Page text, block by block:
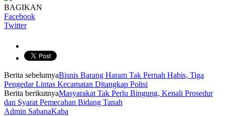
BAGIKAN
Facebook
Twitter
Berita sebelumyaBisnis Barang Haram Tak Pernah Habis, Tiga
Pengedar Lintas Kecamatan Ditangkap Polisi
Berita berikutnyaMasyarakat Tak Perlu Bingung, Kenali Prosedur
dan Syarat Pemecahan Bidang Tanah
Admin SabanaKaba